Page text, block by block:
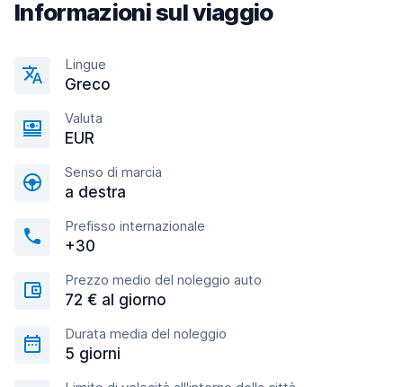
Informazioni sul viaggio
Lingue
Greco
Valuta
EUR
Senso di marcia
a destra
Prefisso internazionale
+30
Prezzo medio del noleggio auto
72 € al giorno
Durata media del noleggio
5 giorni